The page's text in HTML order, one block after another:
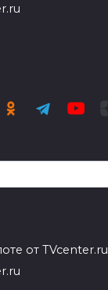
от TVcenter.ru